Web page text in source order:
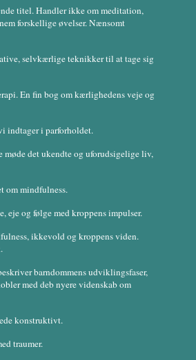
titel. Handler ikke om meditation,
forskellige øvelser. Nænsomt
selvkærlige teknikker til at tage sig
En fin bog om kærlighedens veje og
indtager i parforholdet.
møde det ukendte og uforudsigelige liv,
om mindfulness.
eje og følge med kroppens impulser.
ikkevold og kroppens viden.
barndommens udviklingsfaser,
med deb nyere videnskab om
konstruktivt.
traumer.